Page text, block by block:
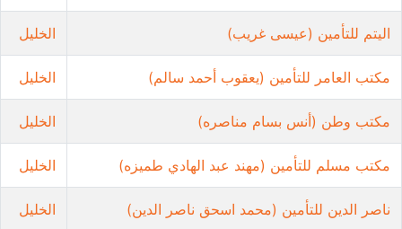
اليتم للتأمين (عيسى غريب) الخليل
مكتب العامر للتأمين (يعقوب أحمد سالم) الخليل
مكتب وطن (أنس بسام مناصره) الخليل
مكتب مسلم للتأمين (مهند عبد الهادي طميزه) الخليل
ناصر الدين للتأمين (محمد اسحق ناصر الدين) الخليل